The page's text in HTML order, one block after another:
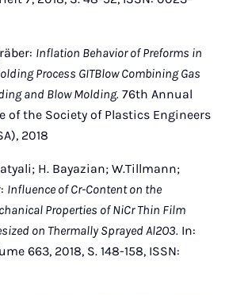
Inflation Behavior of Preforms in
Process GITBlow Combining Gas
and Blow Molding. 76th Annual
of the Society of Plastics Engineers
2018
H. Bayazian; W.Tillmann;
Influence of Cr-Content on the
Properties of NiCr Thin Film
on Thermally Sprayed Al2O3. In:
663, 2018, S. 148-158, ISSN: